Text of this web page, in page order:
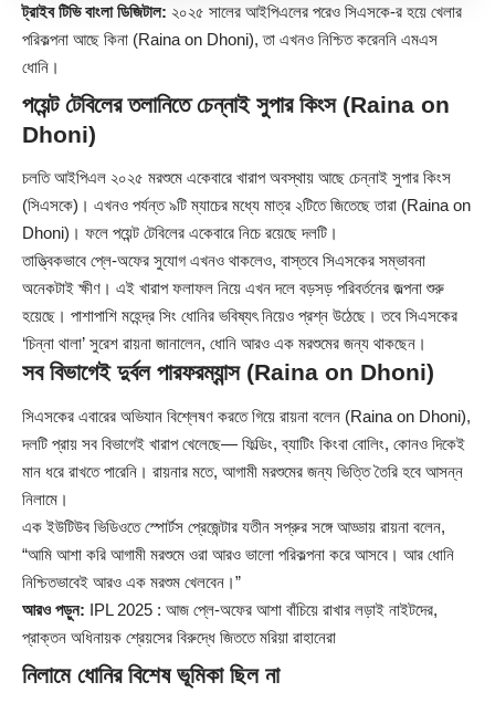
ট্রাইব টিভি বাংলা ডিজিটাল: ২০২৫ সালের আইপিএলের পরেও সিএসকে-র হয়ে খেলার
পরিকল্পনা আছে কিনা (Raina on Dhoni), তা এখনও নিশ্চিত করেননি এমএস
ধোনি।
পয়েন্ট টেবিলের তলানিতে চেন্নাই সুপার কিংস (Raina on
Dhoni)
চলতি আইপিএল ২০২৫ মরশুমে একেবারে খারাপ অবস্থায় আছে চেন্নাই সুপার কিংস
(সিএসকে)। এখনও পর্যন্ত ৯টি ম্যাচের মধ্যে মাত্র ২টিতে জিতেছে তারা (Raina on
Dhoni)। ফলে পয়েন্ট টেবিলের একেবারে নিচে রয়েছে দলটি।
তাত্ত্বিকভাবে প্লে-অফের সুযোগ এখনও থাকলেও, বাস্তবে সিএসকের সম্ভাবনা
অনেকটাই ক্ষীণ। এই খারাপ ফলাফল নিয়ে এখন দলে বড়সড় পরিবর্তনের জল্পনা শুরু
হয়েছে। পাশাপাশি মহেন্দ্র সিং ধোনির ভবিষ্যৎ নিয়েও প্রশ্ন উঠেছে। তবে সিএসকের
‘চিন্না থালা’ সুরেশ রায়না জানালেন, ধোনি আরও এক মরশুমের জন্য থাকছেন।
সব বিভাগেই দুর্বল পারফরম্যান্স (Raina on Dhoni)
সিএসকের এবারের অভিযান বিশ্লেষণ করতে গিয়ে রায়না বলেন (Raina on Dhoni),
দলটি প্রায় সব বিভাগেই খারাপ খেলেছে— ফিল্ডিং, ব্যাটিং কিংবা বোলিং, কোনও দিকেই
মান ধরে রাখতে পারেনি। রায়নার মতে, আগামী মরশুমের জন্য ভিত্তি তৈরি হবে আসন্ন
নিলামে।
এক ইউটিউব ভিডিওতে স্পোর্টস প্রেজেন্টার যতীন সপ্রুর সঙ্গে আড্ডায় রায়না বলেন,
“আমি আশা করি আগামী মরশুমে ওরা আরও ভালো পরিকল্পনা করে আসবে। আর ধোনি
নিশ্চিতভাবেই আরও এক মরশুম খেলবেন।”
আরও পড়ুন: IPL 2025 : আজ প্লে-অফের আশা বাঁচিয়ে রাখার লড়াই নাইটদের,
প্রাক্তন অধিনায়ক শ্রেয়সের বিরুদ্ধে জিততে মরিয়া রাহানেরা
নিলামে ধোনির বিশেষ ভূমিকা ছিল না